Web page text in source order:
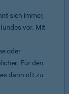
sich immer,
vor. Mit
oder
Für den
dann oft zu